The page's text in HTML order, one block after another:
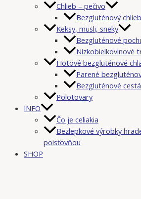
Chlieb – pečivo
Bezgluténový
Keksy, müsli, sneky
Bezgluténové
Nízkobielkovinové
Hotové bezgluténové
Parené
Bezgluténové cestá
Polotovary
INFO
Čo je celiakia
Bezlepkové výrobky
poisťovňou
SHOP